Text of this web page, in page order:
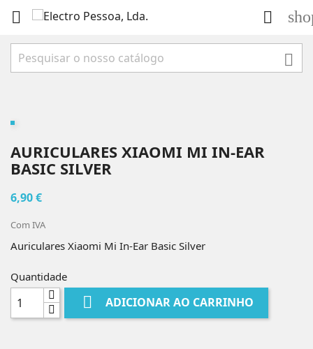
 

AURICULARES XIAOMI MI IN-EAR
BASIC SILVER
6,90 €
Com IVA
Auriculares Xiaomi Mi In-Ear Basic Silver
Quantidade
 ADICIONAR AO CARRINHO